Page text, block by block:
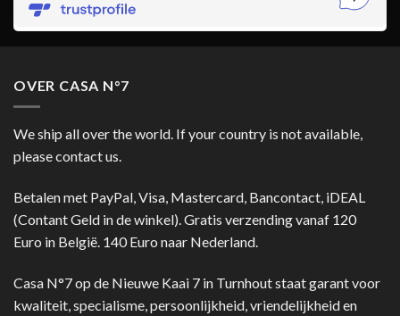
OVER CASA N°7
We ship all over the world. If your country is not available,
please contact us.
Betalen met PayPal, Visa, Mastercard, Bancontact, iDEAL
(Contant Geld in de winkel). Gratis verzending vanaf 120
Euro in België. 140 Euro naar Nederland.
Casa N°7 op de Nieuwe Kaai 7 in Turnhout staat garant voor
kwaliteit, specialisme, persoonlijkheid, vriendelijkheid en